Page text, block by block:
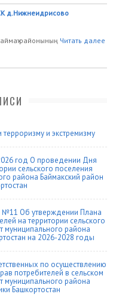
д.Нижнеидрисово
районының Читать далее
и экстремизму
год О проведении Дня
сельского поселения
района Баймакский район
Об утверждении Плана
на территории сельского
муниципального района
на 2026-2028 годы
по осуществлению
потребителей в сельском
муниципального района
Башкортостан